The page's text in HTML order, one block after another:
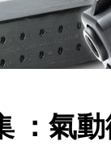
：氣